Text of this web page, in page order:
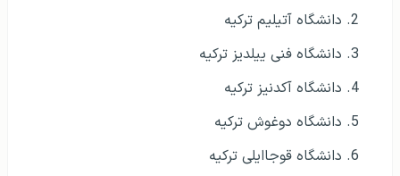
دانشگاه آتیلیم ترکیه
دانشگاه فنی ییلدیز ترکیه
دانشگاه آکدنیز ترکیه
دانشگاه دوغوش ترکیه
دانشگاه قوجاایلی ترکیه